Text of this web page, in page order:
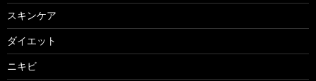
スキンケア
ダイエット
ニキビ